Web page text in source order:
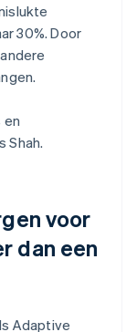
30%. Door
en
Shah.
voor
dan een
Adaptive